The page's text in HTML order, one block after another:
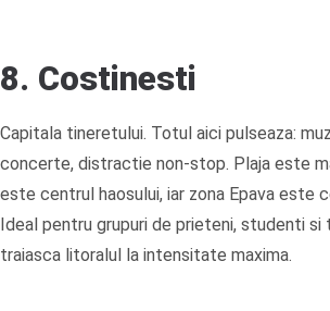
8. Costinesti
Capitala tineretului. Totul aici pulseaza:
concerte, distractie non-stop. Plaja este
este centrul haosului, iar zona Epava este
Ideal pentru grupuri de prieteni, studenti si
traiasca litoralul la intensitate maxima.